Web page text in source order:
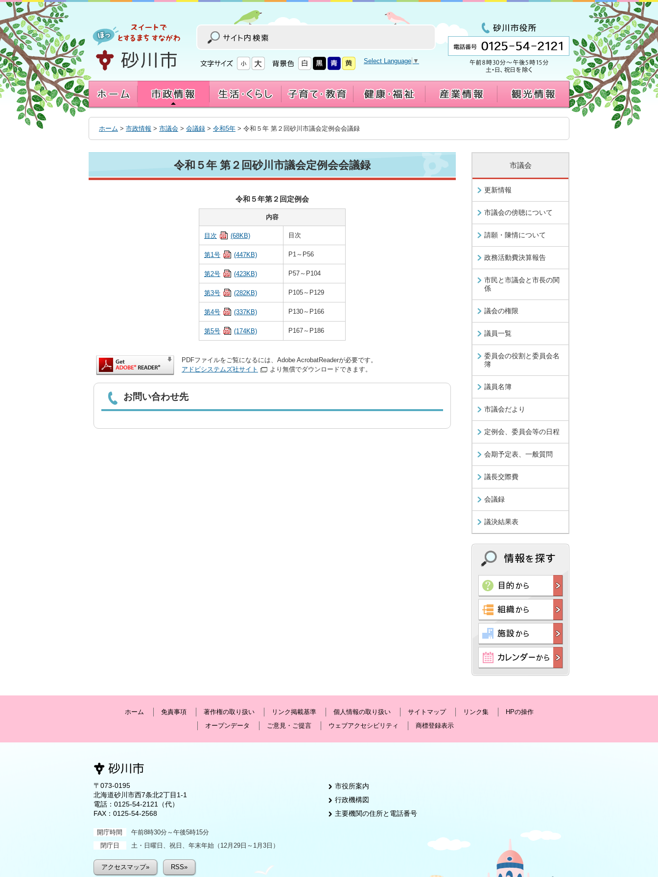
へ
移
動
す
る
Select Language ▼
ホーム > 市政情報 > 市議会 > 会議録 > 令和5年 > 令和５年 第２回砂川市議会定例会会議録
令和５年 第２回砂川市議会定例会会議録
令和５年第２回定例会
内容
目次 (68KB) 目次
第1号 (447KB) P1～P56
第2号 (423KB) P57～P104
第3号 (282KB) P105～P129
第4号 (337KB) P130～P166
第5号 (174KB) P167～P186
PDFファイルをご覧になるには、Adobe AcrobatReaderが必要です。
アドビシステムズ社サイト
より無償でダウンロードできます。
お問い合わせ先
市議会
更新情報
市議会の傍聴について
請願・陳情について
政務活動費決算報告
市民と市議会と市長の関
係
議会の権限
議員一覧
委員会の役割と委員会名
簿
議員名簿
市議会だより
定例会、委員会等の日程
会期予定表、一般質問
議長交際費
会議録
議決結果表
ホーム 免責事項 著作権の取り扱い リンク掲載基準 個人情報の取り扱い サイトマップ リンク集
HPの操作
オープンデータ
ご意見・ご提言 ウェブアクセシビリティ 商標登録表示
〒073-0195
北海道砂川市西7条北2丁目1-1
電話： 0125-54-2121
（代）
FAX：0125-54-2568
開庁時間
午前8時30分～午後5時15分
閉庁日
土・日曜日、祝日、年末年始（12月29日～1月3日）
アクセスマップ» RSS»
市役所案内
行政機構図
主要機関の住所と電話番号